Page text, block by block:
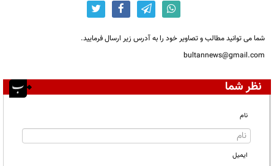
شما می توانید مطالب و تصاویر خود را به آدرس زیر ارسال فرمایید.
bultannews@gmail.com
نظر شما
نام
ایمیل